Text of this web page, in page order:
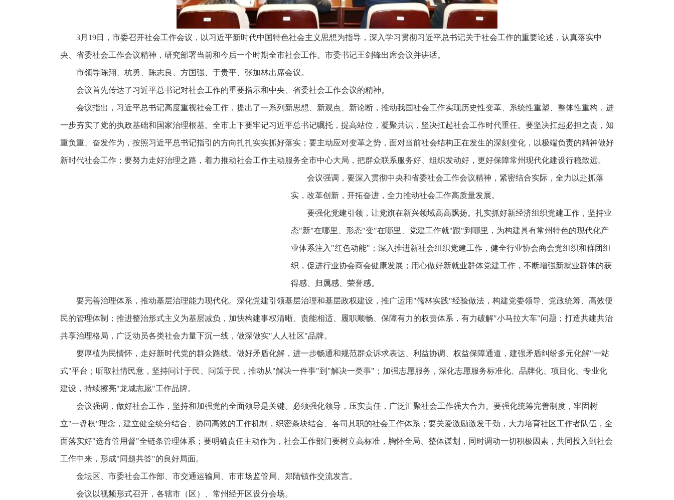
3月19日，市委召开社会工作会议，以习近平新时代中国特色社会主义思想为指导，深入学习贯彻习近平总书记关于社会工作的重要论述，认真落实中
央、省委社会工作会议精神，研究部署当前和今后一个时期全市社会工作。市委书记王剑锋出席会议并讲话。
市领导陈翔、杭勇、陈志良、方国强、于贵平、张加林出席会议。
会议首先传达了习近平总书记对社会工作的重要指示和中央、省委社会工作会议的精神。
会议指出，习近平总书记高度重视社会工作，提出了一系列新思想、新观点、新论断，推动我国社会工作实现历史性变革、系统性重塑、整体性重构，进
一步夯实了党的执政基础和国家治理根基。全市上下要牢记习近平总书记嘱托，提高站位，凝聚共识，坚决扛起社会工作时代重任。要坚决扛起必担之责，知
重负重、奋发作为，按照习近平总书记指引的方向扎扎实实抓好落实；要主动应对变革之势，面对当前社会结构正在发生的深刻变化，以极端负责的精神做好
新时代社会工作；要努力走好治理之路，着力推动社会工作主动服务全市中心大局，把群众联系服务好、组织发动好，更好保障常州现代化建设行稳致远。
会议强调，要深入贯彻中央和省委社会工作会议精神，紧密结合实际，全力以赴抓落
实，改革创新，开拓奋进，全力推动社会工作高质量发展。
要强化党建引领，让党旗在新兴领域高高飘扬。扎实抓好新经济组织党建工作，坚持业
态"新"在哪里、形态"变"在哪里、党建工作就"跟"到哪里，为构建具有常州特色的现代化产
业体系注入"红色动能"；深入推进新社会组织党建工作，健全行业协会商会党组织和群团组
织，促进行业协会商会健康发展；用心做好新就业群体党建工作，不断增强新就业群体的获
得感、归属感、荣誉感。
要完善治理体系，推动基层治理能力现代化。深化党建引领基层治理和基层政权建设，推广运用"儒林实践"经验做法，构建党委领导、党政统筹、高效便
民的管理体制；推进整治形式主义为基层减负，加快构建事权清晰、责能相适、履职顺畅、保障有力的权责体系，有力破解"小马拉大车"问题；打造共建共治
共享治理格局，广泛动员各类社会力量下沉一线，做深做实"人人社区"品牌。
要厚植为民情怀，走好新时代党的群众路线。做好矛盾化解，进一步畅通和规范群众诉求表达、利益协调、权益保障通道，建强矛盾纠纷多元化解"一站
式"平台；听取社情民意，坚持问计于民、问策于民，推动从"解决一件事"到"解决一类事"；加强志愿服务，深化志愿服务标准化、品牌化、项目化、专业化
建设，持续擦亮"龙城志愿"工作品牌。
会议强调，做好社会工作，坚持和加强党的全面领导是关键。必须强化领导，压实责任，广泛汇聚社会工作强大合力。要强化统筹完善制度，牢固树
立"一盘棋"理念，建立健全统分结合、协同高效的工作机制，织密条块结合、各司其职的社会工作体系；要关爱激励激发干劲，大力培育社区工作者队伍，全
面落实好"选育管用督"全链条管理体系；要明确责任主动作为，社会工作部门要树立高标准，胸怀全局、整体谋划，同时调动一切积极因素，共同投入到社会
工作中来，形成"同题共答"的良好局面。
金坛区、市委社会工作部、市交通运输局、市市场监管局、郑陆镇作交流发言。
会议以视频形式召开，各辖市（区）、常州经开区设分会场。